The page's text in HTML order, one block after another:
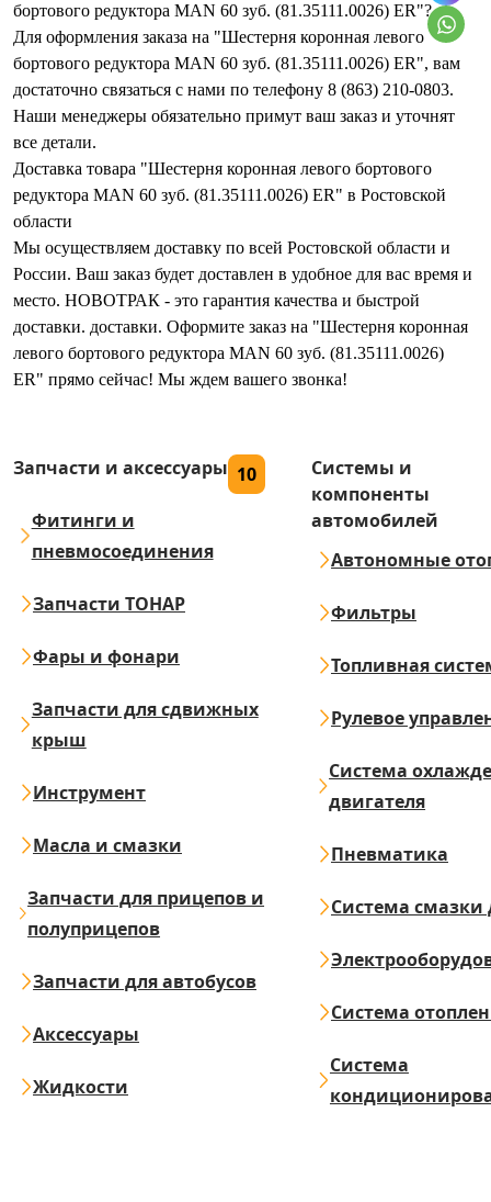
бортового редуктора MAN 60 зуб. (81.35111.0026) ER"?
Для оформления заказа на "Шестерня коронная левого
бортового редуктора MAN 60 зуб. (81.35111.0026) ER", вам
достаточно связаться с нами по телефону 8 (863) 210-0803.
Наши менеджеры обязательно примут ваш заказ и уточнят
все детали.
Доставка товара "Шестерня коронная левого бортового
редуктора MAN 60 зуб. (81.35111.0026) ER" в Ростовской
области
Мы осуществляем доставку по всей Ростовской области и
России. Ваш заказ будет доставлен в удобное для вас время и
место. НОВОТРАК - это гарантия качества и быстрой
доставки. доставки. Оформите заказ на "Шестерня коронная
левого бортового редуктора MAN 60 зуб. (81.35111.0026)
ER" прямо сейчас! Мы ждем вашего звонка!
Запчасти и аксессуары 10
Фитинги и
пневмосоединения
Запчасти ТОНАР
Фары и фонари
Запчасти для сдвижных
крыш
Инструмент
Масла и смазки
Запчасти для прицепов и
полуприцепов
Запчасти для автобусов
Аксессуары
Жидкости
Системы и
компоненты
автомобилей
Автономные
Фильтры
Топливная
Рулевое
Система
двигателя
Пневматика
Система смазки
Система
Система